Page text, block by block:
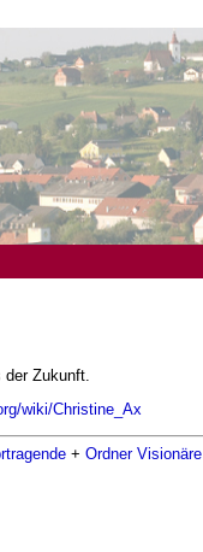
der Zukunft.
wiki/Christine_Ax
+ Ordner Visionäre